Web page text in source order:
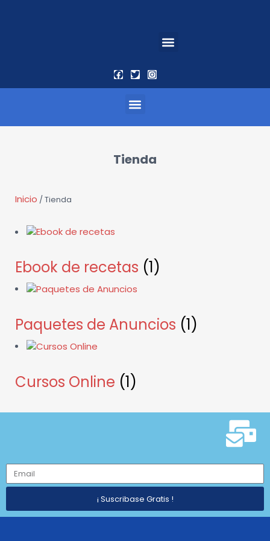
Tienda
Inicio / Tienda
Ebook de recetas (1)
Paquetes de Anuncios (1)
Cursos Online (1)
¡ Suscribase Gratis !